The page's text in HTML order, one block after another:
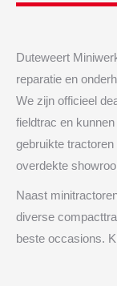
Duteweert
reparatie en
We zijn officieel
fieldtrac en
gebruikte
overdekte
Naast
diverse
beste occasions.